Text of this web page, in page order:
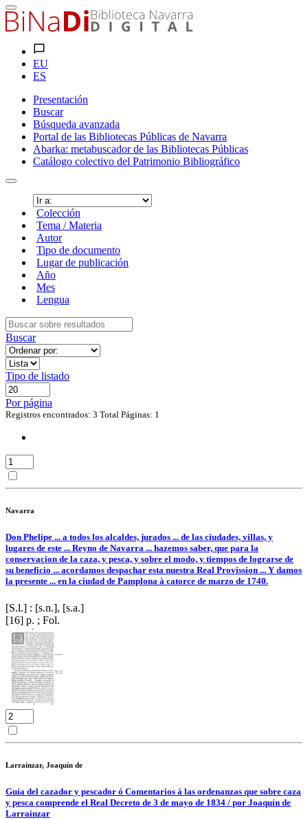
EU
ES
Presentación
Buscar
Búsqueda avanzada
Portal de las Bibliotecas Públicas de Navarra
Abarka: metabuscador de las Bibliotecas Públicas
Catálogo colectivo del Patrimonio Bibliográfico
Colección
Tema / Materia
Autor
Tipo de documento
Lugar de publicación
Año
Mes
Lengua
Buscar
Tipo de listado
Por página
Registros encontrados: 3 Total Páginas: 1
Navarra
Don Phelipe ... a todos los alcaldes, jurados ... de las ciudades, villas, y
lugares de este ... Reyno de Navarra ... hazemos saber, que para la
conservacion de la caza, y pesca, y sobre el modo, y tiempos de lograrse de
su beneficio ... acordamos despachar esta nuestra Real Provission ... Y damos
la presente ... en la ciudad de Pamplona à catorce de marzo de 1740.
[S.l.] : [s.n.], [s.a.]
[16] p. ; Fol.
Larrainzar, Joaquín de
Guía del cazador y pescador ó Comentarios á las ordenanzas que sobre caza
y pesca comprende el Real Decreto de 3 de mayo de 1834 / por Joaquín de
Larrainzar